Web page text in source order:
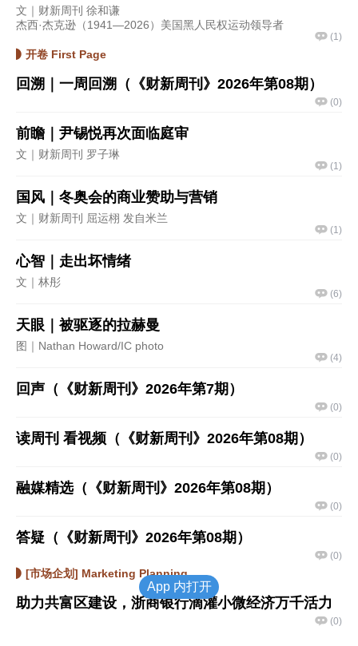
文｜财新周刊 徐和谦
杰西·杰克逊（1941—2026）美国黑人民权运动领导者
(1)
开卷 First Page
回溯｜一周回溯（《财新周刊》2026年第08期）
(0)
前瞻｜尹锡悦再次面临庭审
文｜财新周刊 罗子琳
(1)
国风｜冬奥会的商业赞助与营销
文｜财新周刊 屈运栩 发自米兰
(1)
心智｜走出坏情绪
文｜林彤
(6)
天眼｜被驱逐的拉赫曼
图｜Nathan Howard/IC photo
(4)
回声（《财新周刊》2026年第7期）
(0)
读周刊 看视频（《财新周刊》2026年第08期）
(0)
融媒精选（《财新周刊》2026年第08期）
(0)
答疑（《财新周刊》2026年第08期）
(0)
[市场企划] Marketing Planning
助力共富区建设，浙商银行滴灌小微经济万千活力
(0)
App 内打开